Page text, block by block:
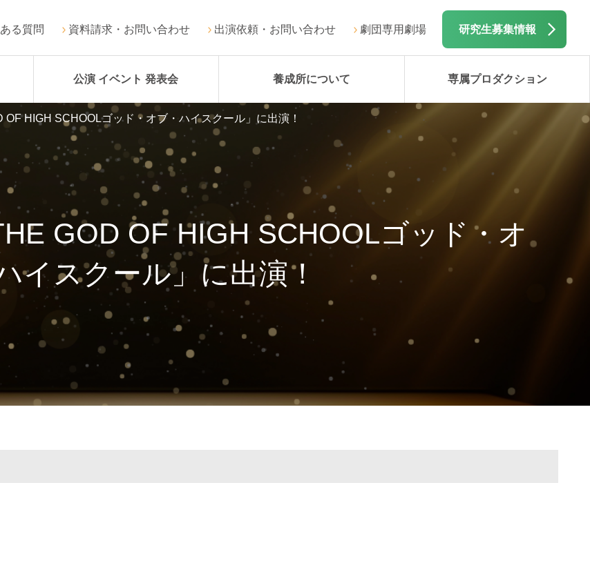
る質問 資料請求・お問い合わせ 出演依頼・お問い合わせ 劇団専用劇場 研究生募集情報
公演 イベント 発表会 養成所について 専属プロダクション
GOD OF HIGH SCHOOLゴッド・オ
イスクール」に出演！
HIGH SCHOOLゴッド・オブ・ハイスクール」に出演！